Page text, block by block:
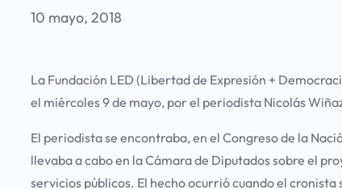
10 mayo, 2018
La Fundación LED (Libertad de Expresión +
el miércoles 9 de mayo, por el periodista Nicolás
El periodista se encontraba, en el Congreso de la
llevaba a cabo en la Cámara de Diputados sobre el
servicios públicos. El hecho ocurrió cuando el